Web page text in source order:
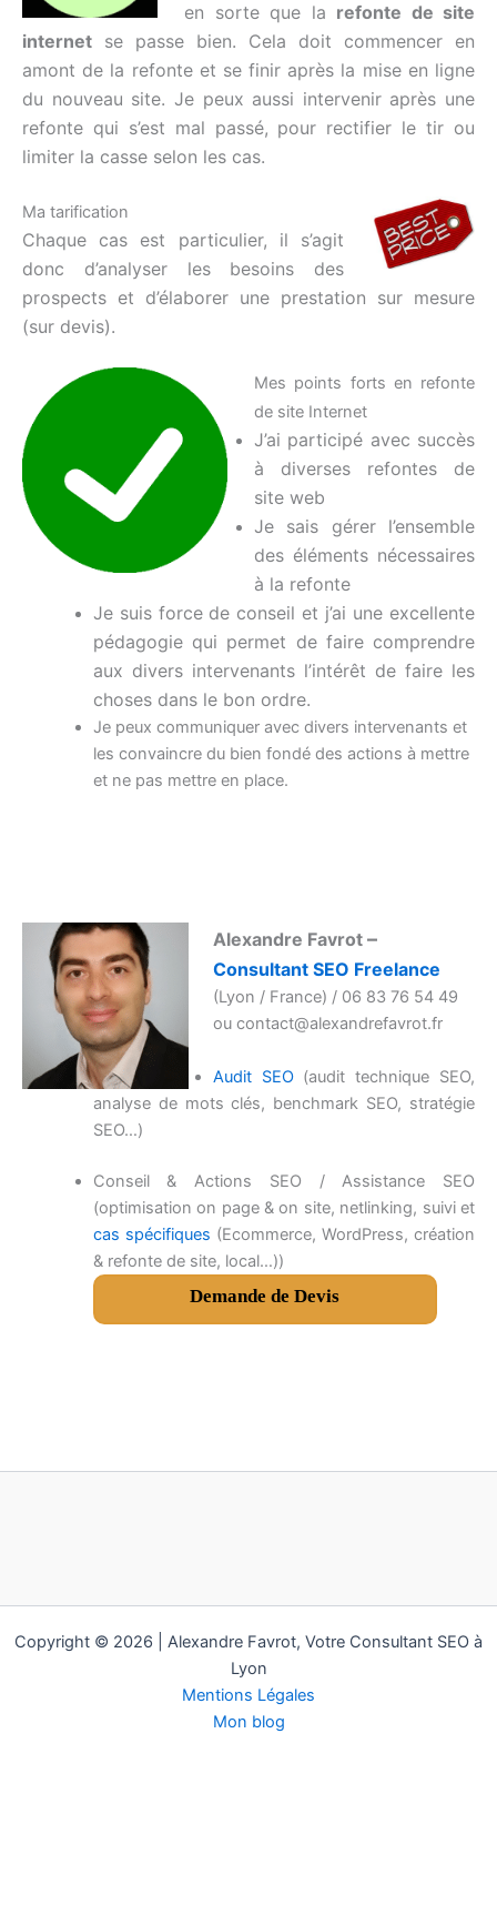
en sorte que la refonte de site
internet se passe bien. Cela doit commencer en
amont de la refonte et se finir après la mise en ligne
du nouveau site. Je peux aussi intervenir après une
refonte qui s’est mal passé, pour rectifier le tir ou
limiter la casse selon les cas.
Ma tarification
Chaque cas est particulier, il s’agit
donc d’analyser les besoins des
prospects et d’élaborer une prestation sur mesure
(sur devis).
Mes points forts en refonte
de site Internet
J’ai participé avec succès
à diverses refontes de
site web
Je sais gérer l’ensemble
des éléments nécessaires
à la refonte
Je suis force de conseil et j’ai une excellente
pédagogie qui permet de faire comprendre
aux divers intervenants l’intérêt de faire les
choses dans le bon ordre.
Je peux communiquer avec divers intervenants et
les convaincre du bien fondé des actions à mettre
et ne pas mettre en place.
Alexandre Favrot–
Consultant SEO Freelance
(Lyon / France) / 06 83 76 54 49
ou contact@alexandrefavrot.fr
Audit SEO(audit technique SEO,
analyse de mots clés, benchmark SEO, stratégie
SEO…)
Conseil & Actions SEO / Assistance SEO
(optimisation on page & on site, netlinking, suivi et
cas spécifiques (Ecommerce, WordPress, création
& refonte de site, local…))
Demande de Devis
Copyright © 2026 | Alexandre Favrot, Votre Consultant SEO à
Lyon
Mentions Légales
Mon blog